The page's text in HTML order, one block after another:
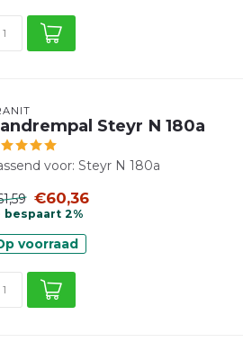
Steyr N 180a
voor: Steyr N 180a
€60,36
bespaart 2%
voorraad